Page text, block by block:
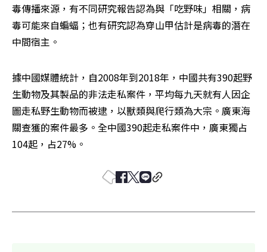
毒傳播來源，有不同研究報告認為與「吃野味」相關，病
毒可能來自蝙蝠；也有研究認為穿山甲估計是病毒的潛在
中間宿主。
據中國媒體統計，自2008年到2018年，中國共有390起野
生動物及其製品的非法走私案件，平均每九天就有人因企
圖走私野生動物而被逮，以獸類與爬行類為大宗。廣東海
關查獲的案件最多。全中國390起走私案件中，廣東獨占
104起，占27%。